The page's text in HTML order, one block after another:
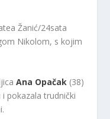
Žanić/24sata
Nikolom, s kojim
Ana Opačak (38)
pokazala trudnički